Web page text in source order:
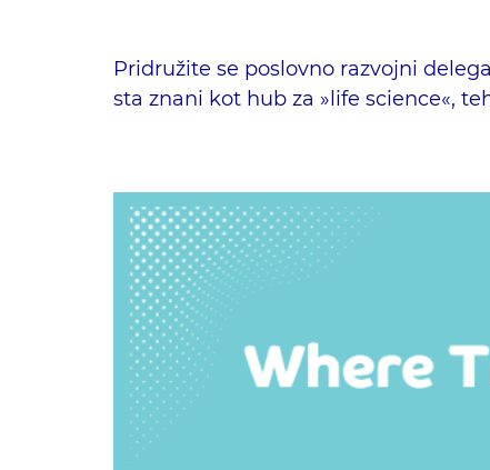
Pridružite se poslovno razvojni
sta znani kot hub za »life science«,